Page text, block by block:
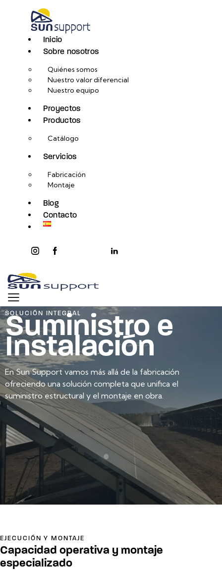
Inicio
Sobre nosotros
Quiénes somos
Nuestro valor diferencial
Nuestro equipo
Proyectos
Productos
Catálogo
Servicios
Fabricación
Montaje
Blog
Contacto
instagramfacebook-
youtube2
linkedin
SOLUCIÓN INTEGRAL
Suministro e
Instalación
En Sun Support vamos más allá de la fabricación
ofreciendo una solución completa que unifica el
suministro estructural y el montaje en obra.
EJECUCIÓN Y MONTAJE
Capacidad operativa y montaje
especializado